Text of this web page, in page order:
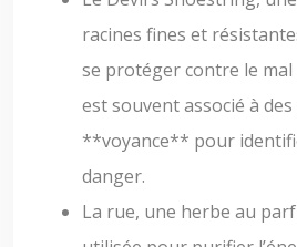
racines fines et
se protéger contre le mal
est souvent associé à
**voyance** pour
danger.
La rue, une herbe au